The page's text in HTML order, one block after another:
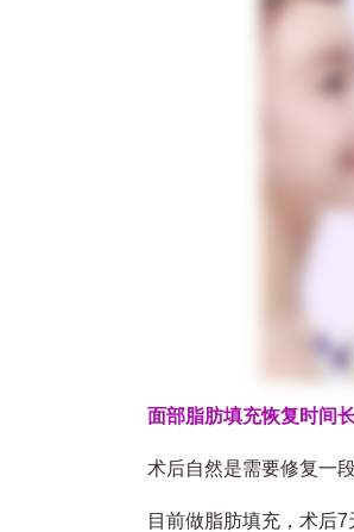
面部脂肪填充恢复时间
术后自然是需要修复一段
目前做脂肪填充，术后7